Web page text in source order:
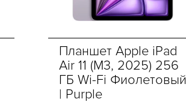
Планшет Apple iPad
Air 11 (M3, 2025) 256
ГБ Wi-Fi Фиолетовый
| Purple